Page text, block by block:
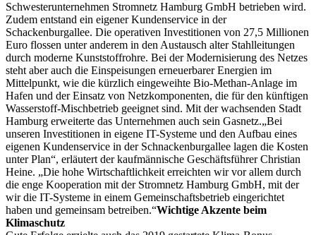
Schwesterunternehmen Stromnetz Hamburg GmbH betrieben wird.
Zudem entstand ein eigener Kundenservice in der
Schackenburgallee. Die operativen Investitionen von 27,5 Millionen
Euro flossen unter anderem in den Austausch alter Stahlleitungen
durch moderne Kunststoffrohre. Bei der Modernisierung des Netzes
steht aber auch die Einspeisungen erneuerbarer Energien im
Mittelpunkt, wie die kürzlich eingeweihte Bio-Methan-Anlage im
Hafen und der Einsatz von Netzkomponenten, die für den künftigen
Wasserstoff-Mischbetrieb geeignet sind. Mit der wachsenden Stadt
Hamburg erweiterte das Unternehmen auch sein Gasnetz.„Bei
unseren Investitionen in eigene IT-Systeme und den Aufbau eines
eigenen Kundenservice in der Schnackenburgallee lagen die Kosten
unter Plan“, erläutert der kaufmännische Geschäftsführer Christian
Heine. „Die hohe Wirtschaftlichkeit erreichten wir vor allem durch
die enge Kooperation mit der Stromnetz Hamburg GmbH, mit der
wir die IT-Systeme in einem Gemeinschaftsbetrieb eingerichtet
haben und gemeinsam betreiben.“Wichtige Akzente beim
Klimaschutz